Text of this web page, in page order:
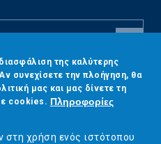
της καλύτερης
συνεχίσετε την πλοήγηση, θα
μας και μας δίνετε τη
cookies. Πληροφορίες
στη χρήση ενός ιστότοπου